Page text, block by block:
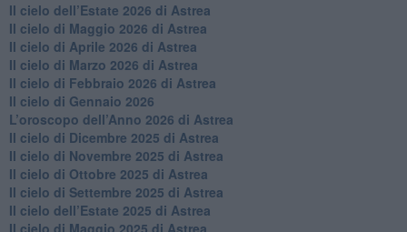
​Il cielo dell’Estate 2026 di Astrea
​Il cielo di Maggio 2026 di Astrea
​Il cielo di Aprile 2026 di Astrea
​Il cielo di Marzo 2026 di Astrea
​Il cielo di Febbraio 2026 di Astrea
Il cielo di Gennaio 2026
​L’oroscopo dell’Anno 2026 di Astrea
​Il cielo di Dicembre 2025 di Astrea
​Il cielo di Novembre 2025 di Astrea
​Il cielo di Ottobre 2025 di Astrea
Il cielo di Settembre 2025 di Astrea
Il cielo dell’Estate 2025 di Astrea